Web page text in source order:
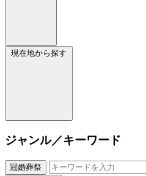
現在地から探す
ジャンル／キーワード
冠婚葬祭